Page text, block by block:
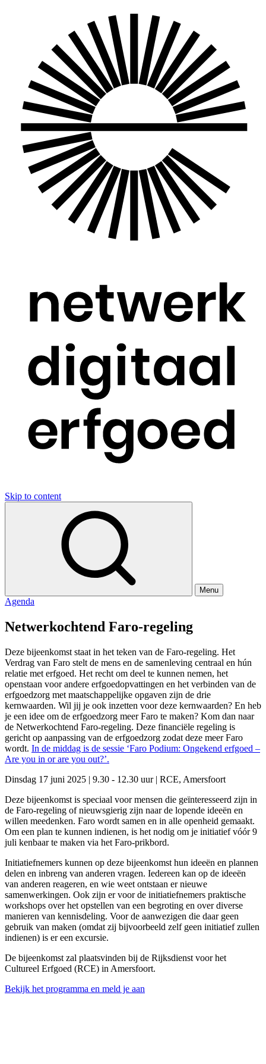
Skip to content
Menu
Agenda
Netwerkochtend Faro-regeling
Deze bijeenkomst staat in het teken van de Faro-regeling. Het
Verdrag van Faro stelt de mens en de samenleving centraal en hún
relatie met erfgoed. Het recht om deel te kunnen nemen, het
openstaan voor andere erfgoedopvattingen en het verbinden van de
erfgoedzorg met maatschappelijke opgaven zijn de drie
kernwaarden. Wil jij je ook inzetten voor deze kernwaarden? En heb
je een idee om de erfgoedzorg meer Faro te maken? Kom dan naar
de Netwerkochtend Faro-regeling. Deze financiële regeling is
gericht op aanpassing van de erfgoedzorg zodat deze meer Faro
wordt. In de middag is de sessie ‘Faro Podium: Ongekend erfgoed –
Are you in or are you out?’.
Dinsdag 17 juni 2025 | 9.30 - 12.30 uur | RCE, Amersfoort
Deze bijeenkomst is speciaal voor mensen die geïnteresseerd zijn in
de Faro-regeling of nieuwsgierig zijn naar de lopende ideeën en
willen meedenken. Faro wordt samen en in alle openheid gemaakt.
Om een plan te kunnen indienen, is het nodig om je initiatief vóór 9
juli kenbaar te maken via het Faro-prikbord.
Initiatiefnemers kunnen op deze bijeenkomst hun ideeën en plannen
delen en inbreng van anderen vragen. Iedereen kan op de ideeën
van anderen reageren, en wie weet ontstaan er nieuwe
samenwerkingen. Ook zijn er voor de initiatiefnemers praktische
workshops over het opstellen van een begroting en over diverse
manieren van kennisdeling. Voor de aanwezigen die daar geen
gebruik van maken (omdat zij bijvoorbeeld zelf geen initiatief zullen
indienen) is er een excursie.
De bijeenkomst zal plaatsvinden bij de Rijksdienst voor het
Cultureel Erfgoed (RCE) in Amersfoort.
Bekijk het programma en meld je aan